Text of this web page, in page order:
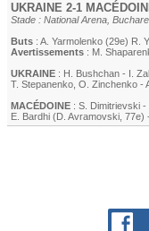
UKRAINE 2-1
Stade : National Arena,
Buts : A. Yarmolenko (29e) R.
Avertissements : M.
UKRAINE : H. Bushchan - I.
T. Stepanenko O. Zinchenko -
MACÉDOINE : S. Dimitrievski -
E. Bardhi (D. Avramovski , 77e) -